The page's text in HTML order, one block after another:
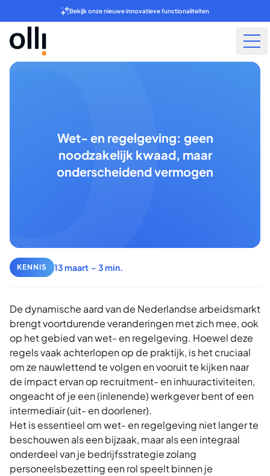
Bekijk onze nieuwe innovatieve functionaliteiten
Wet- en regelgeving: geen
noodzakelijk kwaad, maar
onderscheidend vermogen
KENNIS 13 maart - 3 min.
De dynamische aard van de Nederlandse arbeidsmarkt
brengt voortdurende veranderingen met zich mee, ook
op het gebied van wet- en regelgeving. Hoewel deze
regels vaak achterlopen op de praktijk, is het cruciaal
om ze nauwlettend te volgen en vooruit te kijken naar
de impact ervan op recruitment- en inhuuractiviteiten,
ongeacht of je een (inlenende) werkgever bent of een
intermediair (uit- en doorlener).
Het is essentieel om wet- en regelgeving niet langer te
beschouwen als een bijzaak, maar als een integraal
onderdeel van je bedrijfsstrategie zolang
personeelsbezetting een rol speelt binnen je